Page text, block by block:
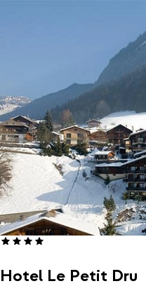
je bij de bar van het hotel
Hotel Le Petit Dru